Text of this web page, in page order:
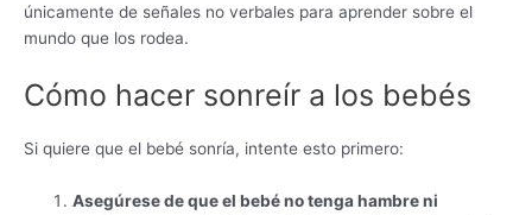
únicamente de señales no verbales para aprender sobre el
mundo que los rodea.
Cómo hacer sonreír a los bebés
Si quiere que el bebé sonría, intente esto primero:
Asegúrese de que el bebé no tenga hambre ni